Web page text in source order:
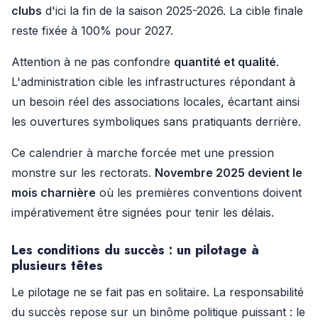
clubs d'ici la fin de la saison 2025-2026. La cible finale
reste fixée à 100% pour 2027.
Attention à ne pas confondre quantité et qualité.
L'administration cible les infrastructures répondant à
un besoin réel des associations locales, écartant ainsi
les ouvertures symboliques sans pratiquants derrière.
Ce calendrier à marche forcée met une pression
monstre sur les rectorats. Novembre 2025 devient le
mois charnière où les premières conventions doivent
impérativement être signées pour tenir les délais.
Les conditions du succès : un pilotage à
plusieurs têtes
Le pilotage ne se fait pas en solitaire. La responsabilité
du succès repose sur un binôme politique puissant : le